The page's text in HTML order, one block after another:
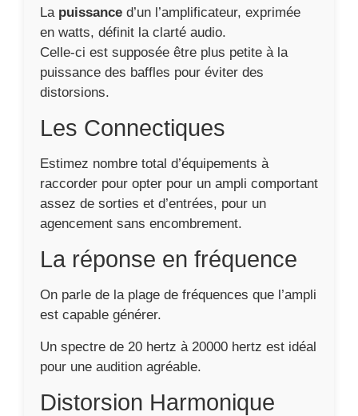
La puissance d’un l’amplificateur, exprimée
en watts, définit la clarté audio.
Celle-ci est supposée être plus petite à la
puissance des baffles pour éviter des
distorsions.
Les Connectiques
Estimez nombre total d’équipements à
raccorder pour opter pour un ampli comportant
assez de sorties et d’entrées, pour un
agencement sans encombrement.
La réponse en fréquence
On parle de la plage de fréquences que l’ampli
est capable générer.
Un spectre de 20 hertz à 20000 hertz est idéal
pour une audition agréable.
Distorsion Harmonique